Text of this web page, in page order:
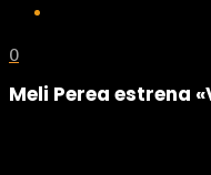
0
Meli Perea estrena